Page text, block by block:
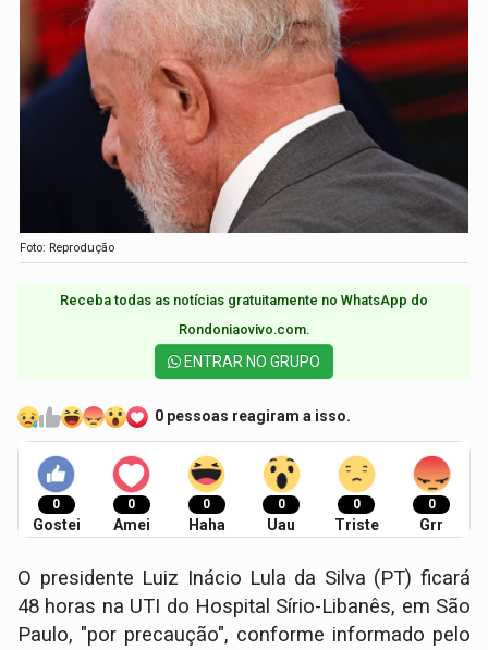
Foto: Reprodução
Receba todas as notícias gratuitamente no WhatsApp do
Rondoniaovivo.com.​
ENTRAR NO GRUPO
0 pessoas reagiram a isso.
0
Gostei
0
Amei
0
Haha
0
Uau
0
Triste
0
Grr
O presidente Luiz Inácio Lula da Silva (PT) ficará
48 horas na UTI do Hospital Sírio-Libanês, em São
Paulo, "por precaução", conforme informado pelo